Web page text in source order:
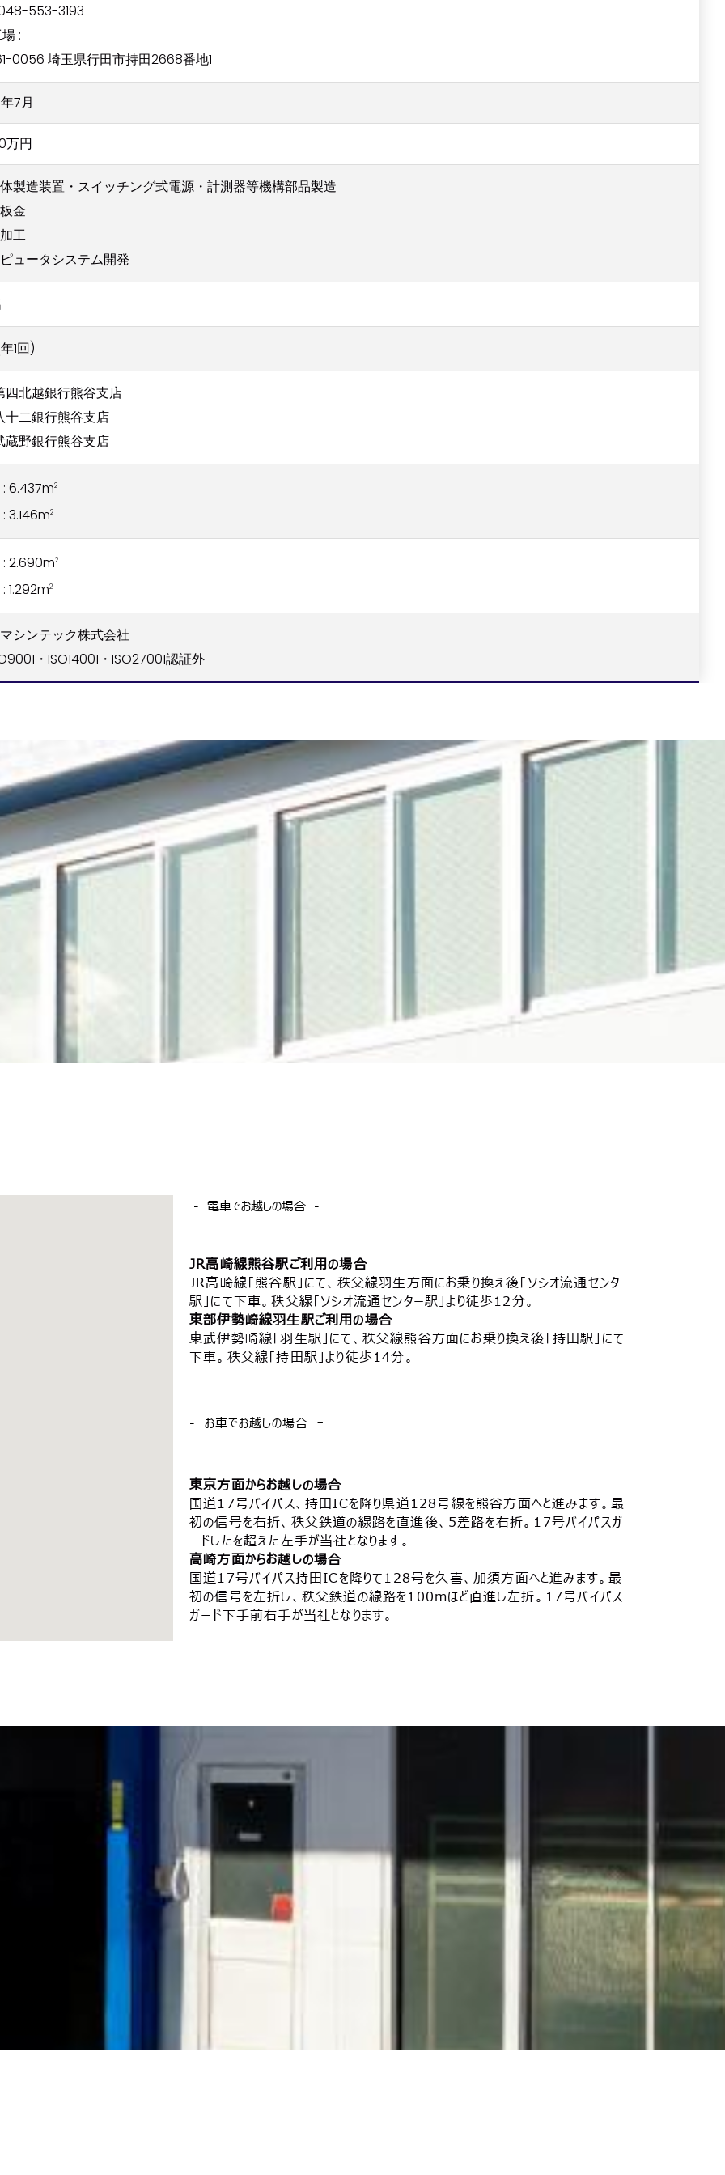
553-3193
:
0056 埼玉県行田市持田2668番地1
7月
万円
製造装置・スイッチング式電源・計測器等機構部品製造
金
工
ュータシステム開発
1回)
四北越銀行熊谷支店
十二銀行熊谷支店
蔵野銀行熊谷支店
6.437m2
3.146m2
2.690m2
1.292m2
シンテック株式会社
・ISO14001・ISO27001認証外
‐ 電車でお越しの場合 ‐
JR高崎線熊谷駅ご利用の場合
JR高崎線「熊谷駅」にて、秩父線羽生方面にお乗り換え後「ソシオ流通センター
駅」にて下車。秩父線「ソシオ流通センター駅」より徒歩12分。
東部伊勢崎線羽生駅ご利用の場合
東武伊勢崎線「羽生駅」にて、秩父線熊谷方面にお乗り換え後「持田駅」にて
下車。秩父線「持田駅」より徒歩14分。
‐ お車でお越しの場合 ｰ
東京方面からお越しの場合
国道17号バイパス、持田ICを降り県道128号線を熊谷方面へと進みます。最
初の信号を右折、秩父鉄道の線路を直進後、5差路を右折。17号バイパスガ
ードしたを超えた左手が当社となります。
高崎方面からお越しの場合
国道17号バイパス持田ICを降りて128号を久喜、加須方面へと進みます。最
初の信号を左折し、秩父鉄道の線路を100mほど直進し左折。17号バイパス
ガード下手前右手が当社となります。